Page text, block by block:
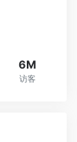
6M
访客